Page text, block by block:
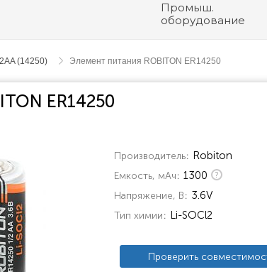
Промыш.
оборудование
(14250) Элемент питания ROBITON ER14250
ER14250
Производитель Robiton
Емкость, мАч 1300
Напряжение, В 3.6V
Тип химии Li-SOCl2
Проверить